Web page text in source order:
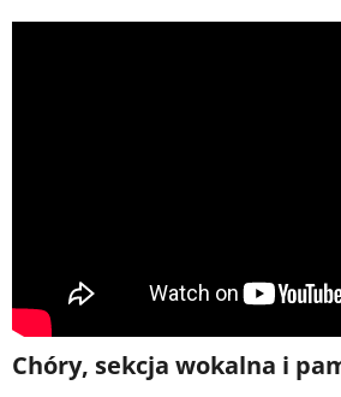
Chóry, sekcja wokalna i